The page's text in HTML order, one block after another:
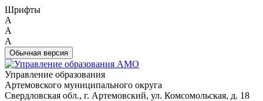
Шрифты
A
A
A
Обычная версия
Управление образования
Артемовского муниципального округа
Свердловская обл., г. Артемовский, ул. Комсомольская, д. 18